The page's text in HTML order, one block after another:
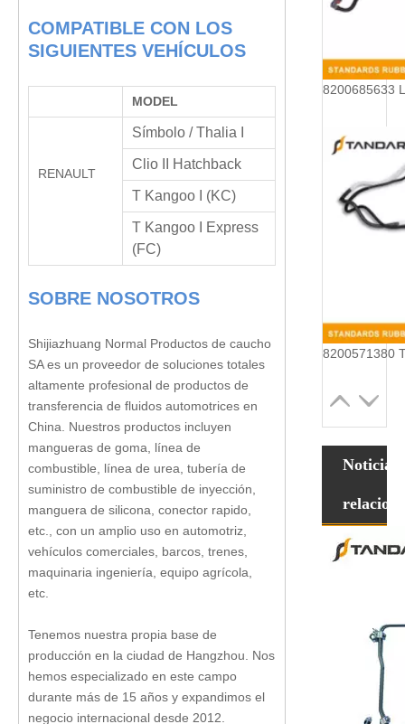
COMPATIBLE CON LOS
SIGUIENTES VEHÍCULOS
MODEL
RENAULT
Símbolo / Thalia I
Clio II Hatchback
T Kangoo I (KC)
T Kangoo I Express
(FC)
SOBRE NOSOTROS
Shijiazhuang Normal Productos de caucho
SA es un proveedor de soluciones totales
altamente profesional de productos de
transferencia de fluidos automotrices en
China. Nuestros productos incluyen
mangueras de goma, línea de
combustible, línea de urea, tubería de
suministro de combustible de inyección,
manguera de silicona, conector rapido,
etc., con un amplio uso en automotriz,
vehículos comerciales, barcos, trenes,
maquinaria ingeniería, equipo agrícola,
etc.
Tenemos nuestra propia base de
producción en la ciudad de Hangzhou. Nos
hemos especializado en este campo
durante más de 15 años y expandimos el
negocio internacional desde 2012.
Noticias